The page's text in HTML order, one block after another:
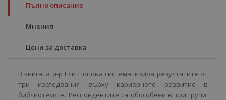
Пълно описание
Мнения
Цени за доставка
В книгата д-р Ели Попова систематизира резултатите от
три изследвания върху кариерното развитие в
библиотеките. Респондентите са обособени в три групи: